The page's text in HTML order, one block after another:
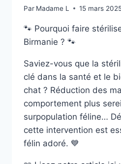
Par Madame L 15 mars
🐾 Pourquoi faire
Birmanie ? 🐾
Saviez-vous que la
clé dans la santé et le
chat ? Réduction des
comportement plus
surpopulation féline…
cette intervention est
félin adoré. 💙